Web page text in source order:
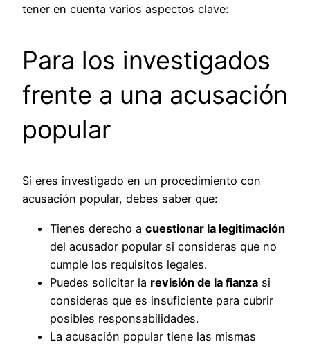
tener en cuenta varios aspectos clave:
Para los investigados
frente a una acusación
popular
Si eres investigado en un procedimiento con
acusación popular, debes saber que:
Tienes derecho a cuestionar la legitimación
del acusador popular si consideras que no
cumple los requisitos legales.
Puedes solicitar la revisión de la fianza si
consideras que es insuficiente para cubrir
posibles responsabilidades.
La acusación popular tiene las mismas